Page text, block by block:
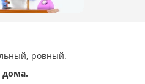
ровный.
дома.